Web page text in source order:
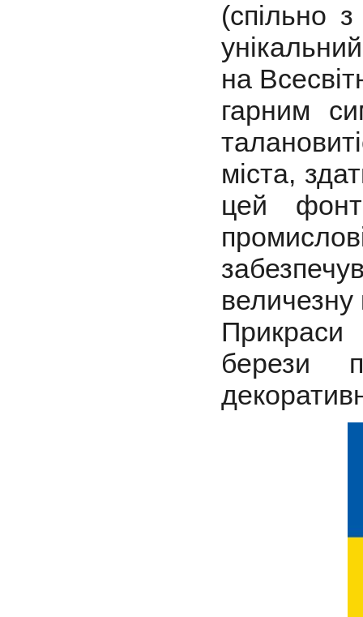
(спільно
на
гарним
міста,
цей
величезну
Прикраси
берези